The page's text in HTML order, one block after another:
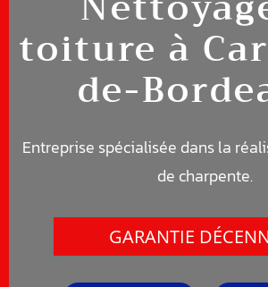
toiture à
de-
Entreprise spécialisée dans la
de charpente.
GARANTIE